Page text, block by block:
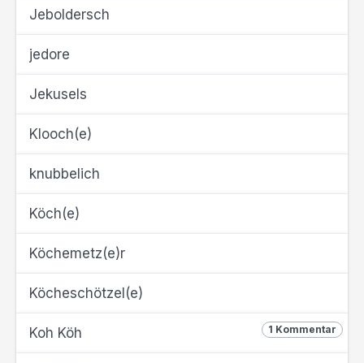
Jeboldersch
jedore
Jekusels
Klooch(e)
knubbelich
Köch(e)
Köchemetz(e)r
Köcheschötzel(e)
1 Kommentar
Koh Köh